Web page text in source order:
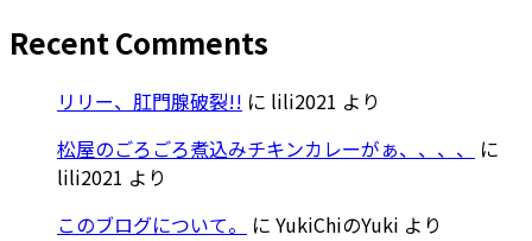
Recent Comments
リリー、肛門腺破裂!! に lili2021 より
松屋のごろごろ煮込みチキンカレーがぁ、、、、
に
lili2021 より
このブログについて。
に YukiChiのYuki より